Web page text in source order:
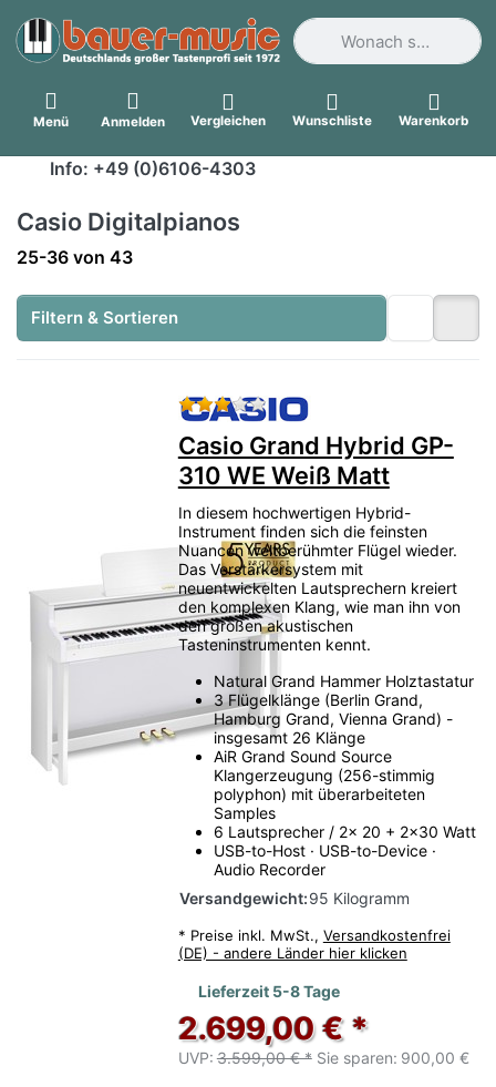
Geben Sie einen
Menü Anmelden Vergleichen Wunschliste Warenkorb
Info: +49 (0)6106-4303
Casio Digitalpianos
Suchergebnisse:
25-36 von 43
Filtern & Sortieren
Bewertung: 3 von 5
Casio Grand Hybrid GP-
310 WE Weiß Matt
In diesem hochwertigen Hybrid-
Instrument finden sich die feinsten
Nuancen weltberühmter Flügel wieder.
Das Verstärkersystem mit
neuentwickelten Lautsprechern kreiert
den komplexen Klang, wie man ihn von
den großen akustischen
Tasteninstrumenten kennt.
Natural Grand Hammer Holztastatur
3 Flügelklänge (Berlin Grand,
Hamburg Grand, Vienna Grand) -
insgesamt 26 Klänge
AiR Grand Sound Source
Klangerzeugung (256-stimmig
polyphon) mit überarbeiteten
Samples
6 Lautsprecher / 2x 20 + 2x30 Watt
USB-to-Host · USB-to-Device ·
Audio Recorder
Versandgewicht:95 Kilogramm
* Preise inkl. MwSt., Versandkostenfrei
(DE) - andere Länder hier klicken
Lieferzeit 5-8 Tage
2.699,00 € *
UVP: 3.599,00 € * Sie sparen: 900,00 €